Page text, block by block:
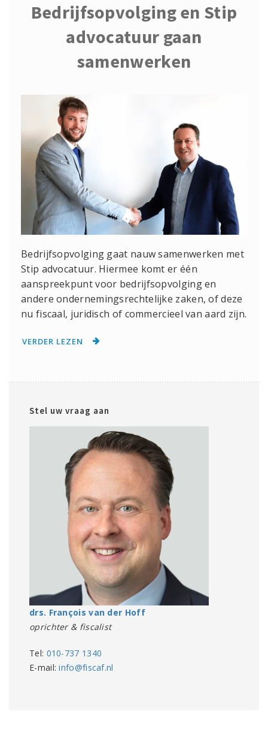
Bedrijfsopvolging en Stip
advocatuur gaan
samenwerken
Bedrijfsopvolging gaat nauw samenwerken met
Stip advocatuur. Hiermee komt er één
aanspreekpunt voor bedrijfsopvolging en
andere ondernemingsrechtelijke zaken, of deze
nu fiscaal, juridisch of commercieel van aard zijn.
VERDER LEZEN
Stel uw vraag aan
drs. François van der Hoff
oprichter & fiscalist
Tel: 010-737 1340
E-mail:info@fiscaf.nl